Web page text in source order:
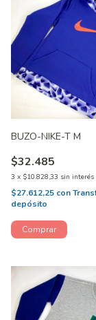
BUZO-NIKE-T M
$32.485
3 x $10.828,33 sin interés
$27.612,25 con
depósito